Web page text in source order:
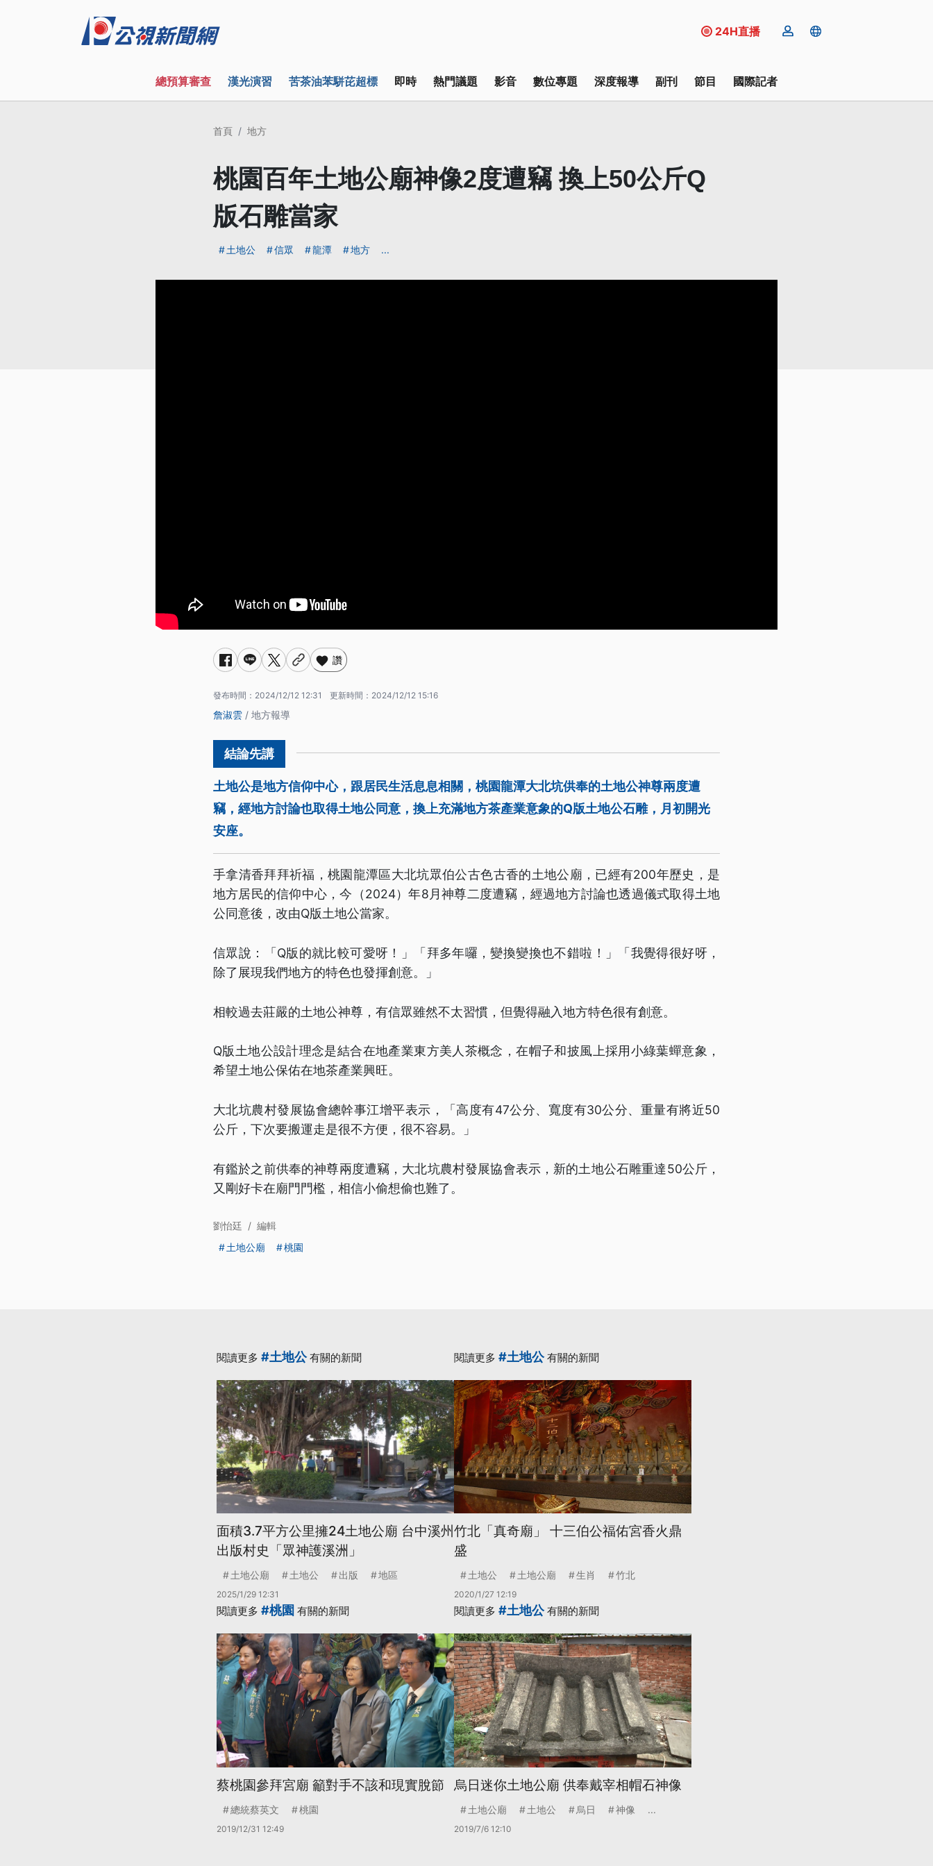
24H直播
總預算審查 漢光演習 苦茶油苯駢芘超標 即時 熱門議題 影音 數位專題 深度報導 副刊 節目 國際記者
首頁 地方
桃園百年土地公廟神像2度遭竊 換上50公斤Q
版石雕當家
土地公 信眾 龍潭 地方 ...
讚
發布時間： 2024/12/12 12:31 更新時間： 2024/12/12 15:16
詹淑雲 / 地方報導
土地公是地方信仰中心，跟居民生活息息相關，桃園龍潭大北坑供奉的土地公神尊兩度遭
竊，經地方討論也取得土地公同意，換上充滿地方茶產業意象的Q版土地公石雕，月初開光
安座。
手拿清香拜拜祈福，桃園龍潭區大北坑眾伯公古色古香的土地公廟，已經有200年歷史，是
地方居民的信仰中心，今（2024）年8月神尊二度遭竊，經過地方討論也透過儀式取得土地
公同意後，改由Q版土地公當家。
信眾說：「Q版的就比較可愛呀！」「拜多年囉，變換變換也不錯啦！」「我覺得很好呀，
除了展現我們地方的特色也發揮創意。」
相較過去莊嚴的土地公神尊，有信眾雖然不太習慣，但覺得融入地方特色很有創意。
Q版土地公設計理念是結合在地產業東方美人茶概念，在帽子和披風上採用小綠葉蟬意象，
希望土地公保佑在地茶產業興旺。
大北坑農村發展協會總幹事江增平表示，「高度有47公分、寬度有30公分、重量有將近50
公斤，下次要搬運走是很不方便，很不容易。」
有鑑於之前供奉的神尊兩度遭竊，大北坑農村發展協會表示，新的土地公石雕重達50公斤，
又剛好卡在廟門門檻，相信小偷想偷也難了。
劉怡廷 / 編輯
土地公廟
桃園
閱讀更多 #土地公有關的新聞
面積3.7平方公里擁24土地公廟 台中溪州
出版村史「眾神護溪洲」
土地公廟 土地公 出版 地區
2025/1/29 12:31
閱讀更多 #土地公有關的新聞
竹北「真奇廟」 十三伯公福佑宮香火鼎
盛
土地公 土地公廟 生肖 竹北
2020/1/27 12:19
閱讀更多 #桃園 有關的新聞
蔡桃園參拜宮廟 籲對手不該和現實脫節
總統蔡英文 桃園
2019/12/31 12:49
閱讀更多 #土地公有關的新聞
烏日迷你土地公廟 供奉戴宰相帽石神像
土地公廟 土地公 烏日 神像 ...
2019/7/6 12:10